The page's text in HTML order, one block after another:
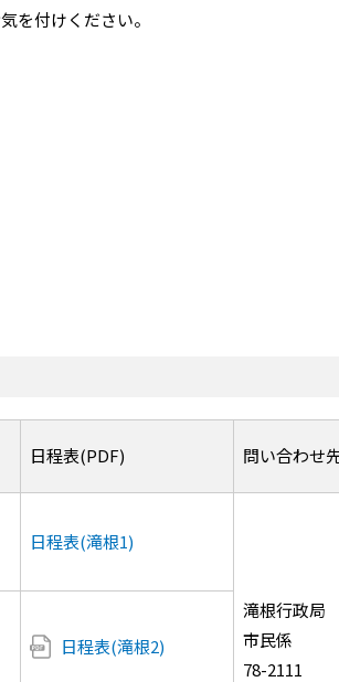
を付けください。
日程表(PDF) 問い合わせ
日程表(滝根1)
滝根行政局
市民係
78-2111
日程表(滝根2)